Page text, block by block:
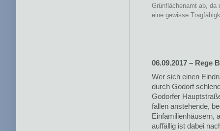
Grünflächenamt ab, da
eine gewisse
06.09.2017 – Rege
Wer sich einen
durch Godorf
Godorfer
fallen anstehende,
Einfamilienhäusern,
auffällig ist dabei